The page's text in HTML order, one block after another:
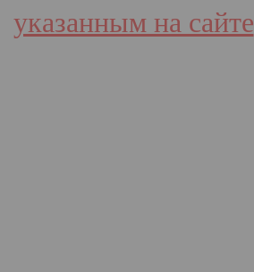
указанным на сайте